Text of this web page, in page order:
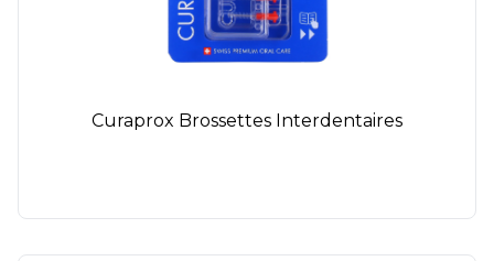
Curaprox Brossettes Interdentaires